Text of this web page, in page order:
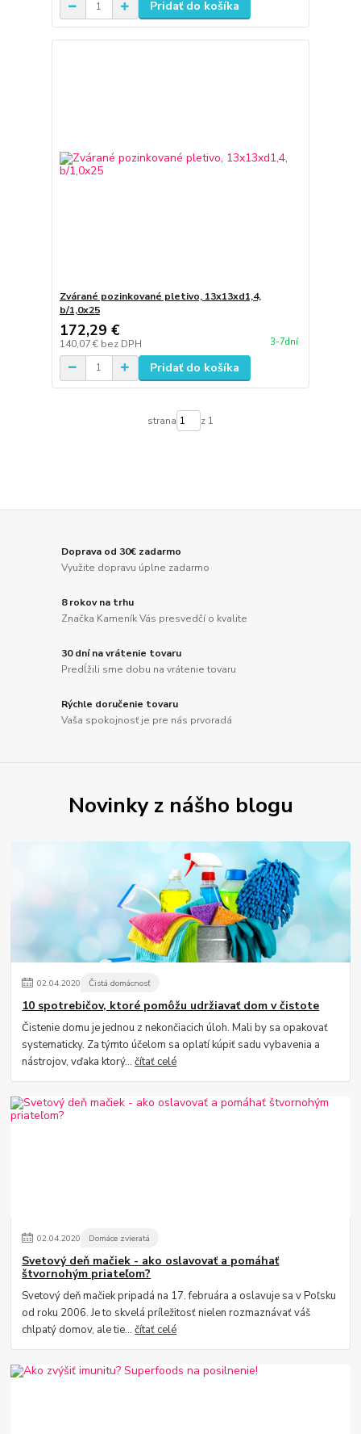
Pridať do košíka
Zvárané pozinkované pletivo, 13x13xd1,4,
b/1,0x25
172,29 €
140,07 € bez DPH 3-7dní
Pridať do košíka
strana z 1
Doprava od 30€ zadarmo
Využite dopravu úplne zadarmo
8 rokov na trhu
Značka Kameník Vás presvedčí o kvalite
30 dní na vrátenie tovaru
Predĺžili sme dobu na vrátenie tovaru
Rýchle doručenie tovaru
Vaša spokojnosť je pre nás prvoradá
Novinky z nášho blogu
02.04.2020 Čistá domácnosť
10 spotrebičov, ktoré pomôžu udržiavať dom v čistote
Čistenie domu je jednou z nekončiacich úloh. Mali by sa opakovať
systematicky. Za týmto účelom sa oplatí kúpiť sadu vybavenia a
nástrojov, vďaka ktorý...čítať celé
02.04.2020 Domáce zvieratá
Svetový deň mačiek - ako oslavovať a pomáhať
štvornohým priateľom?
Svetový deň mačiek pripadá na 17. februára a oslavuje sa v Poľsku
od roku 2006. Je to skvelá príležitosť nielen rozmaznávať váš
chlpatý domov, ale tie...čítať celé